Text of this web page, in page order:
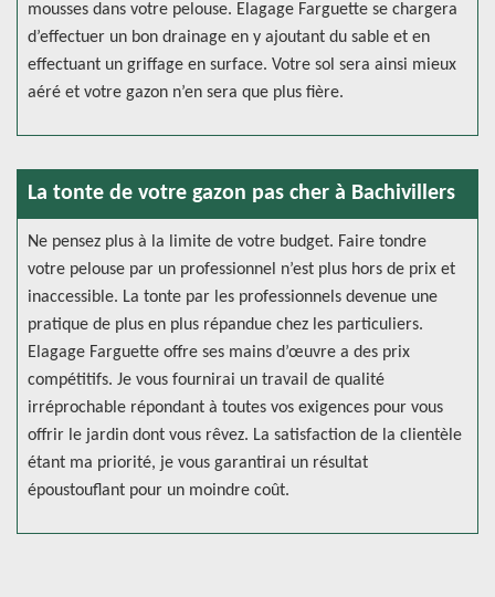
mousses dans votre pelouse. Elagage Farguette se chargera
d’effectuer un bon drainage en y ajoutant du sable et en
effectuant un griffage en surface. Votre sol sera ainsi mieux
aéré et votre gazon n’en sera que plus fière.
La tonte de votre gazon pas cher à Bachivillers
Ne pensez plus à la limite de votre budget. Faire tondre
votre pelouse par un professionnel n’est plus hors de prix et
inaccessible. La tonte par les professionnels devenue une
pratique de plus en plus répandue chez les particuliers.
Elagage Farguette offre ses mains d’œuvre a des prix
compétitifs. Je vous fournirai un travail de qualité
irréprochable répondant à toutes vos exigences pour vous
offrir le jardin dont vous rêvez. La satisfaction de la clientèle
étant ma priorité, je vous garantirai un résultat
époustouflant pour un moindre coût.